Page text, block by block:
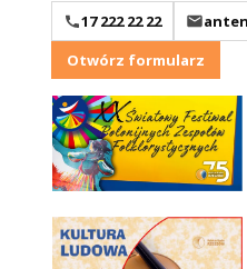
17 222 22 22
Otwórz formularz